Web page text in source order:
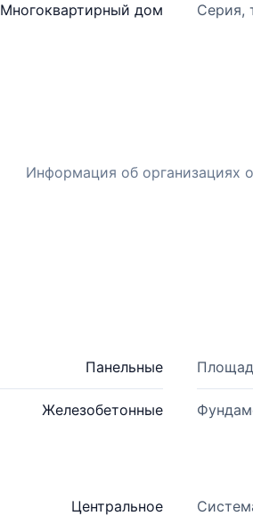
Многоквартирный дом Серия,
Информация об организациях
Панельные
Железобетонные
Центральное